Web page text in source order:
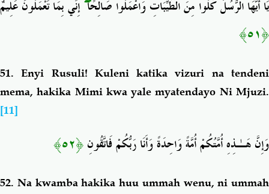
يَا أَيُّهَا الرُّسُلُ كُلُوا مِنَ الطَّيِّبَاتِ وَاعْمَلُوا صَالِحًاۖإِنِّي بِمَا تَعْمَلُونَ عَلِيمٌ
﴿٥١﴾
51.Enyi Rusuli! Kuleni katika vizuri na tendeni
mema, hakika Mimi kwa yale myatendayo Ni Mjuzi.
[11]
وَإِنَّ هَـٰذِهِ أُمَّتُكُمْ أُمَّةً وَاحِدَةً وَأَنَا رَبُّكُمْ فَاتَّقُونِ﴿٥٢﴾
52. Na kwamba hakika huu ummah wenu, ni ummah